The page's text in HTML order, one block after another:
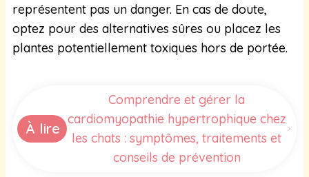
représentent pas un danger. En cas de doute,
optez pour des alternatives sûres ou placez les
plantes potentiellement toxiques hors de portée.
À lire
Comprendre et gérer la
cardiomyopathie hypertrophique chez
les chats : symptômes, traitements et
conseils de prévention